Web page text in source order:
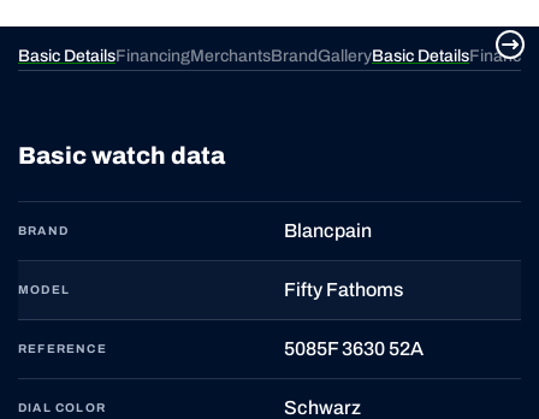
Basic DetailsFinancingMerchantsBrandGalleryBasic Details
Basic watch data
BRAND Blancpain
MODEL Fifty Fathoms
REFERENCE 5085F 3630 52A
DIAL COLOR Schwarz